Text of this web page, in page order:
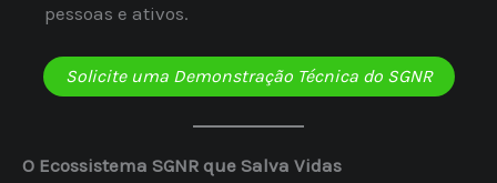
pessoas e ativos.
Solicite uma Demonstração Técnica do SGNR
O Ecossistema SGNR que Salva Vidas